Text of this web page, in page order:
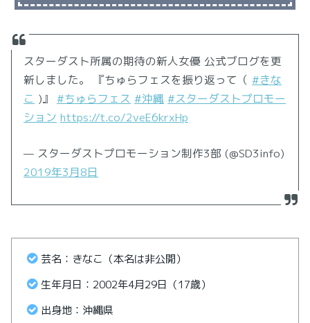
スターダスト所属の期待の新人女優 公式ブログを更
新しました。 『ちゅらフェスを振り返って（#きな
こ )』#ちゅらフェス #沖縄 #スターダストプロモー
ション https://t.co/2veE6krxHp
— スターダストプロモーション制作3部 (@SD3info)
2019年3月8日
芸名：きなこ（本名は非公開）
生年月日：2002年4月29日（17歳）
出身地：沖縄県